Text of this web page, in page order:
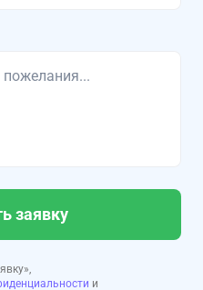
заявку
и